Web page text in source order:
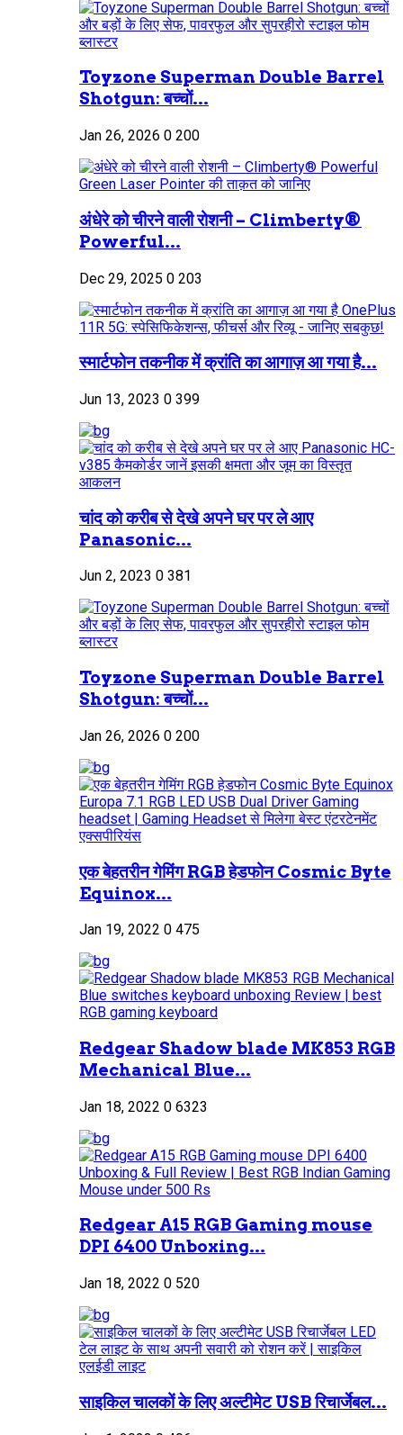
Toyzone Superman Double Barrel
Shotgun: बच्चों...
Jan 26, 2026 0 200
अंधेरे को चीरने वाली रोशनी – Climberty®
Powerful...
Dec 29, 2025 0 203
स्मार्टफोन तकनीक में क्रांति का आगाज़ आ गया है...
Jun 13, 2023 0 399
चांद को करीब से देखे अपने घर पर ले आए
Panasonic...
Jun 2, 2023 0 381
Toyzone Superman Double Barrel
Shotgun: बच्चों...
Jan 26, 2026 0 200
एक बेहतरीन गेमिंग RGB हेडफोन Cosmic Byte
Equinox...
Jan 19, 2022 0 475
Redgear Shadow blade MK853 RGB
Mechanical Blue...
Jan 18, 2022 0 6323
Redgear A15 RGB Gaming mouse
DPI 6400 Unboxing...
Jan 18, 2022 0 520
साइकिल चालकों के लिए अल्टीमेट USB रिचार्जेबल...